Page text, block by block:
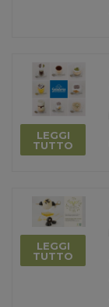
LEGGI
TUTTO
LEGGI
TUTTO